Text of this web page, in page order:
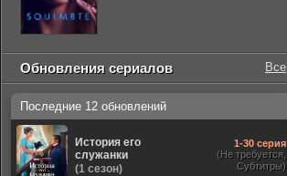
Обновления сериалов Все
Последние 12 обновлений
История его
служанки
(1 сезон)
1-30 серия
(Не требуется,
Субтитры)